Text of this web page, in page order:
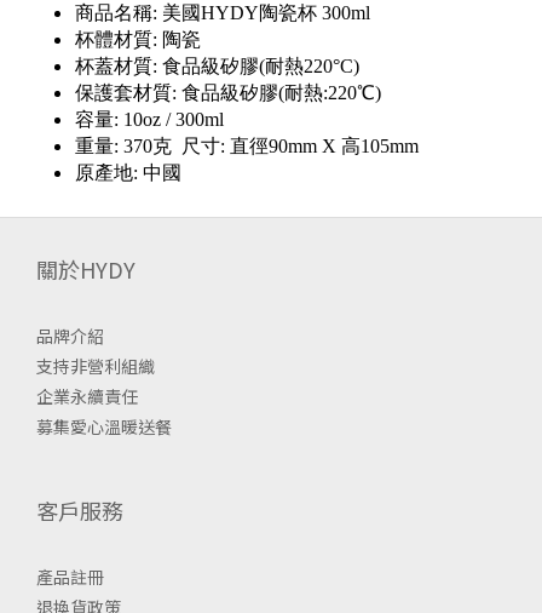
商品名稱: 美國HYDY陶瓷杯 300ml
杯體材質: 陶瓷
杯蓋材質: 食品級矽膠(耐熱220°C)
保護套材質: 食品級矽膠(耐熱:220℃)
容量: 10oz / 300ml
重量: 370克 尺寸: 直徑90mm X 高105mm
原產地: 中國
關於HYDY
品牌介紹
支持非營利組織
企業永續責任
募集愛心溫暖送餐
客戶服務
產品註冊
退換貨政策